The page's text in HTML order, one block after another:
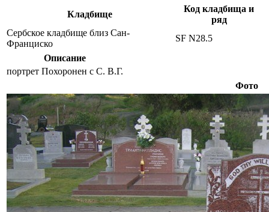
Кладбище
Код кладбища и
ряд
Сербское кладбище близ Сан-
Франциско
SF N28.5
Описание
портрет Похоронен с С. В.Г.
Фото